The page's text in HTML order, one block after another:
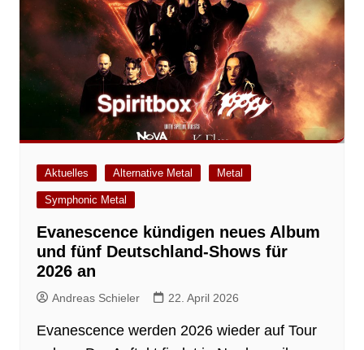
Aktuelles Alternative Metal Metal
Symphonic Metal
Evanescence kündigen neues Album
und fünf Deutschland-Shows für
2026 an
Andreas Schieler 22. April 2026
Evanescence werden 2026 wieder auf Tour